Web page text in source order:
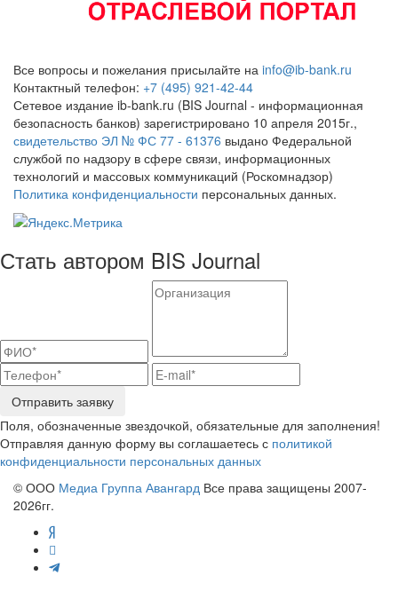
Все вопросы и пожелания присылайте на info@ib-bank.ru
Контактный телефон: +7 (495) 921-42-44
Сетевое издание ib-bank.ru (BIS Journal - информационная
безопасность банков) зарегистрировано 10 апреля 2015г.,
свидетельство ЭЛ № ФС 77 - 61376 выдано Федеральной
службой по надзору в сфере связи, информационных
технологий и массовых коммуникаций (Роскомнадзор)
Политика конфиденциальности персональных данных.
Стать автором BIS Journal
Отправить заявку
Поля, обозначенные звездочкой, обязательные для заполнения!
Отправляя данную форму вы соглашаетесь с политикой
конфиденциальности персональных данных
© ООО Медиа Группа Авангард Все права защищены 2007-
2026гг.